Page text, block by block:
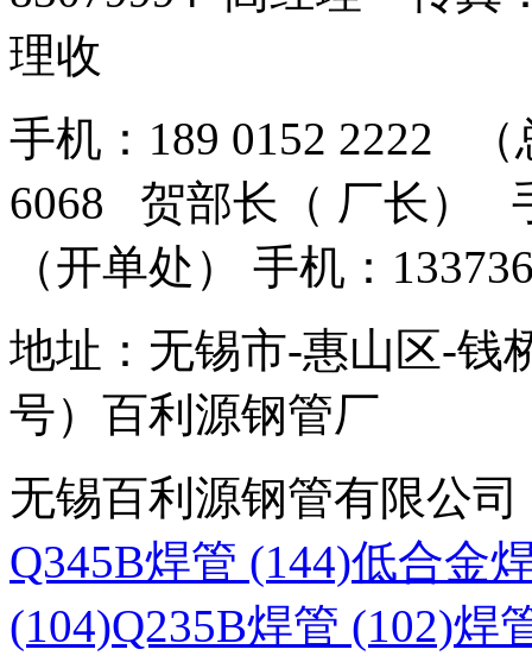
理收
手机：189 0152 2222
6068 贺部长（ 厂长）
（开单处） 手机：
地址：无锡市-惠山区-钱
号）百利源钢管厂
无锡百利源钢管有限公
Q345B焊管 (144)低合金
(104)Q235B焊管 (102)焊